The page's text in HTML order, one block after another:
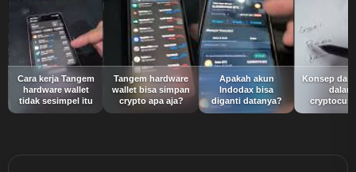
Cara kerja Tangem
hardware wallet
tidak sesimpel itu
Tangem hardware
wallet bisa simpan
crypto apa aja?
Apakah akun
Indodax bisa
diganti datanya?
Konsep dari
dalam